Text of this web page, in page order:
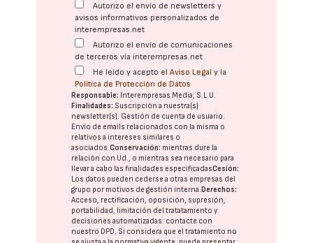
Autorizo el envío de newsletters y
avisos informativos personalizados de
interempresas.net
Autorizo el envío de comunicaciones
de terceros vía interempresas.net
He leído y acepto elAviso Legal y la
Política de Protección de Datos
Responsable: Interempresas Media, S.L.U.
Finalidades: Suscripción a nuestra(s)
newsletter(s). Gestión de cuenta de usuario.
Envío de emails relacionados con la misma o
relativos a intereses similares o
asociados.Conservación: mientras dure la
relación con Ud., o mientras sea necesario para
llevar a cabo las finalidades especificadasCesión:
Los datos pueden cederse a otras empresas del
grupo por motivos de gestión interna. Derechos:
Acceso, rectificación, oposición, supresión,
portabilidad, limitación del tratatamiento y
decisiones automatizadas: contacte con
nuestro DPD. Si considera que el tratamiento no